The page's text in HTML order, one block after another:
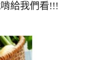
給我們看!!!